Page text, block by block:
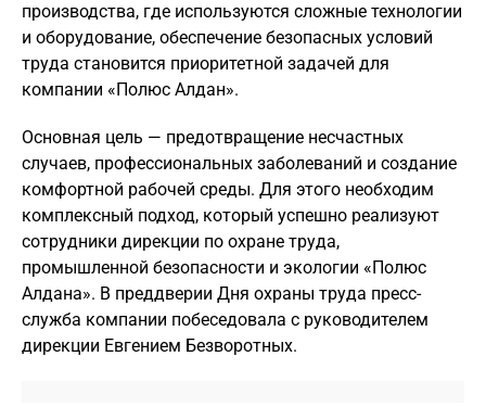
производства, где используются сложные технологии
и оборудование, обеспечение безопасных условий
труда становится приоритетной задачей для
компании «Полюс Алдан».
Основная цель — предотвращение несчастных
случаев, профессиональных заболеваний и создание
комфортной рабочей среды. Для этого необходим
комплексный подход, который успешно реализуют
сотрудники дирекции по охране труда,
промышленной безопасности и экологии «Полюс
Алдана». В преддверии Дня охраны труда пресс-
служба компании побеседовала с руководителем
дирекции Евгением Безворотных.